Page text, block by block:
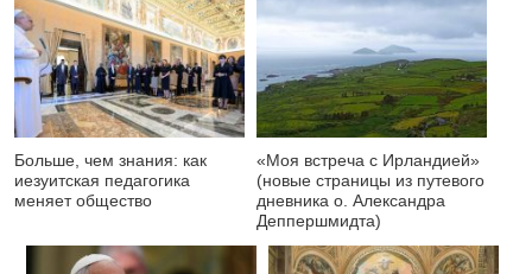
Больше, чем знания: как
иезуитская педагогика
меняет общество
«Моя встреча с Ирландией»
(новые страницы из путевого
дневника о. Александра
Деппершмидта)